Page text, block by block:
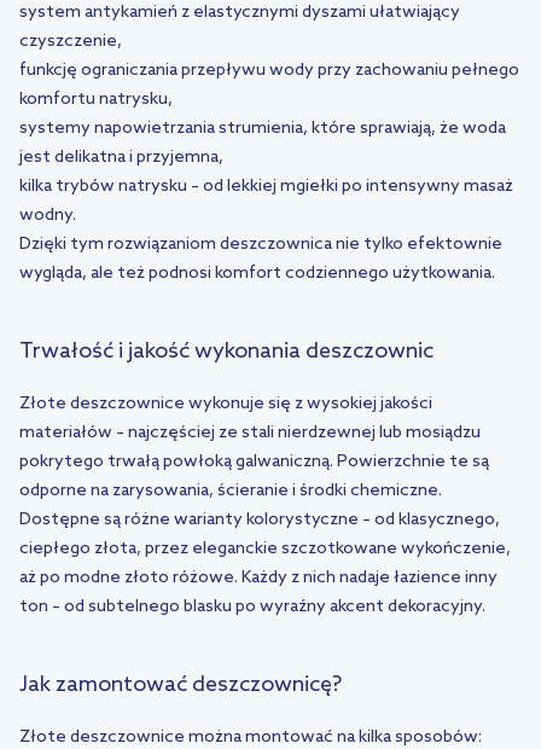
system antykamień z elastycznymi dyszami ułatwiający
czyszczenie,
funkcję ograniczania przepływu wody przy zachowaniu pełnego
komfortu natrysku,
systemy napowietrzania strumienia, które sprawiają, że woda
jest delikatna i przyjemna,
kilka trybów natrysku – od lekkiej mgiełki po intensywny masaż
wodny.
Dzięki tym rozwiązaniom deszczownica nie tylko efektownie
wygląda, ale też podnosi komfort codziennego użytkowania.
Trwałość i jakość wykonania deszczownic
Złote deszczownice wykonuje się z wysokiej jakości
materiałów – najczęściej ze stali nierdzewnej lub mosiądzu
pokrytego trwałą powłoką galwaniczną. Powierzchnie te są
odporne na zarysowania, ścieranie i środki chemiczne.
Dostępne są różne warianty kolorystyczne – od klasycznego,
ciepłego złota, przez eleganckie szczotkowane wykończenie,
aż po modne złoto różowe. Każdy z nich nadaje łazience inny
ton – od subtelnego blasku po wyraźny akcent dekoracyjny.
Jak zamontować deszczownicę?
Złote deszczownice można montować na kilka sposobów: